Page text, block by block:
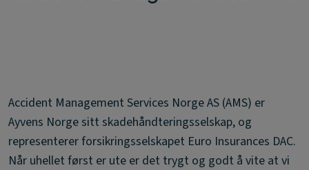
Accident Management Services Norge AS (AMS) er
Ayvens Norge sitt skadehåndteringsselskap, og
representerer forsikringsselskapet Euro Insurances DAC.
Når uhellet først er ute er det trygt og godt å vite at vi